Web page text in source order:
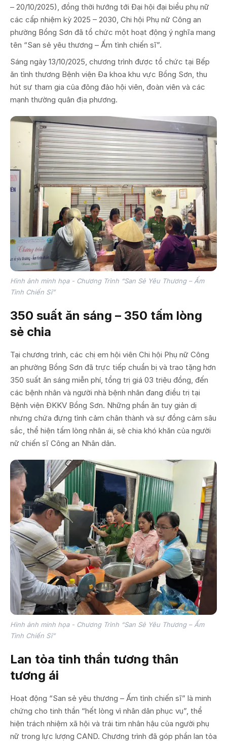
– 20/10/2025), đồng thời hướng tới Đại hội đại biểu phụ nữ
các cấp nhiệm kỳ 2025 – 2030, Chi hội Phụ nữ Công an
phường Bồng Sơn đã tổ chức một hoạt động ý nghĩa mang
tên “San sẻ yêu thương – Ấm tình chiến sĩ”.
Sáng ngày 13/10/2025, chương trình được tổ chức tại Bếp
ăn tình thương Bệnh viện Đa khoa khu vực Bồng Sơn, thu
hút sự tham gia của đông đảo hội viên, đoàn viên và các
mạnh thường quân địa phương.
Hình ảnh minh họa - Chương Trình “San Sẻ Yêu Thương – Ấm
Tình Chiến Sĩ”
350 suất ăn sáng – 350 tấm lòng
sẻ chia
Tại chương trình, các chị em hội viên Chi hội Phụ nữ Công
an phường Bồng Sơn đã trực tiếp chuẩn bị và trao tặng hơn
350 suất ăn sáng miễn phí, tổng trị giá 03 triệu đồng, đến
các bệnh nhân và người nhà bệnh nhân đang điều trị tại
Bệnh viện ĐKKV Bồng Sơn. Những phần ăn tuy giản dị
nhưng chứa đựng tình cảm chân thành và sự đồng cảm sâu
sắc, thể hiện tấm lòng nhân ái, sẻ chia khó khăn của người
nữ chiến sĩ Công an Nhân dân.
Hình ảnh minh họa - Chương Trình “San Sẻ Yêu Thương – Ấm
Tình Chiến Sĩ”
Lan tỏa tinh thần tương thân
tương ái
Hoạt động “San sẻ yêu thương – Ấm tình chiến sĩ” là minh
chứng cho tinh thần “hết lòng vì nhân dân phục vụ”, thể
hiện trách nhiệm xã hội và trái tim nhân hậu của người phụ
nữ trong lực lượng CAND. Chương trình đã góp phần lan tỏa